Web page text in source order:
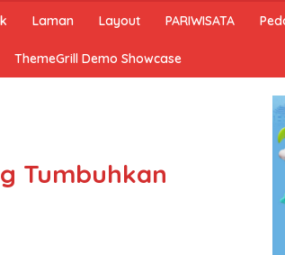
Laman Layout PARIWISATA
ThemeGrill Demo Showcase
Tumbuhkan